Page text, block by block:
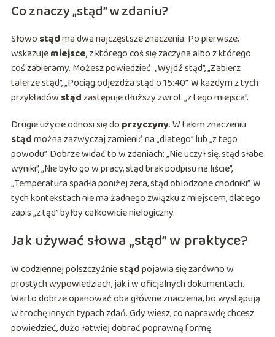
Co znaczy „stąd” w zdaniu?
Słowo stądma dwa najczęstsze znaczenia. Po pierwsze,
wskazujemiejsce, z którego coś się zaczyna albo z którego
coś zabieramy. Możesz powiedzieć: „Wyjdź stąd”, „Zabierz
talerze stąd”, „Pociąg odjeżdża stąd o 15:40”. W każdym z tych
przykładów stądzastępuje dłuższy zwrot „z tego miejsca”.
Drugie użycie odnosi się do przyczyny. W takim znaczeniu
stądmożna zazwyczaj zamienić na „dlatego” lub „z tego
powodu”. Dobrze widać to w zdaniach: „Nie uczył się, stąd słabe
wyniki”, „Nie było go w pracy, stąd brak podpisu na liście”,
„Temperatura spadła poniżej zera, stąd oblodzone chodniki”. W
tych kontekstach nie ma żadnego związku z miejscem, dlatego
zapis „z tąd” byłby całkowicie nielogiczny.
Jak używać słowa „stąd” w praktyce?
W codziennej polszczyźniestądpojawia się zarówno w
prostych wypowiedziach, jak i w oficjalnych dokumentach.
Warto dobrze opanować oba główne znaczenia, bo występują
w trochę innych typach zdań. Gdy wiesz, co naprawdę chcesz
powiedzieć, dużo łatwiej dobrać poprawną formę.